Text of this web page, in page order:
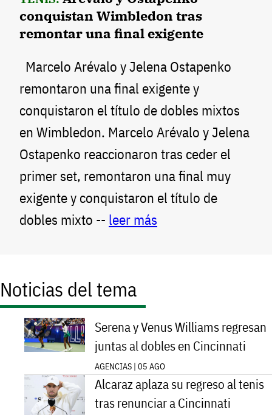
conquistan Wimbledon tras
remontar una final exigente
Marcelo Arévalo y Jelena Ostapenko
remontaron una final exigente y
conquistaron el título de dobles mixtos
en Wimbledon. Marcelo Arévalo y Jelena
Ostapenko reaccionaron tras ceder el
primer set, remontaron una final muy
exigente y conquistaron el título de
dobles mixto -- leer más
Noticias del tema
Serena y Venus Williams regresan
juntas al dobles en Cincinnati
AGENCIAS | 05 AGO
Alcaraz aplaza su regreso al tenis
tras renunciar a Cincinnati